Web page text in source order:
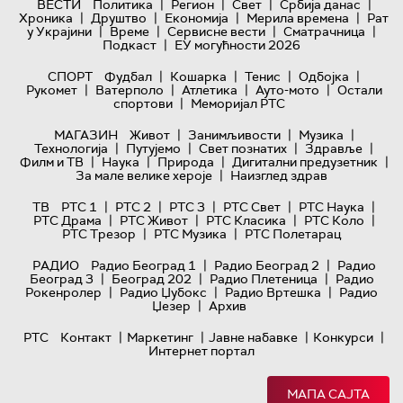
ВЕСТИ Политика Регион Свет Србија данас
Хроника | Друштво | Економија | Мерила времена | Рат
у Украјини | Време | Сервисне вести | Сматрачница |
Подкаст | ЕУ могућности 2026
СПОРТ
Фудбал | Кошарка | Тенис | Одбојка |
Рукомет | Ватерполо | Атлетика | Ауто-мото | Остали
спортови | Меморијал РТС
МАГАЗИН
Живот | Занимљивости | Музика |
Технологијa | Путујемо | Свет познатих | Здравље |
Филм и ТВ | Наука | Природа | Дигитални предузетник |
За мале велике хероје | Наизглед здрав
ТВ
РТС 1 | РТС 2 | РТС 3 | РТС Свет | РТС Наука |
РТС Драма | РТС Живот | РТС Класика | РТС Коло |
РТС Трезор | РТС Музика | РТС Полетарац
РАДИО
Радио Београд 1 | Радио Београд 2 | Радио
Београд 3 | Београд 202 | Радио Плетеница | Радио
Рокенролер | Радио Џубокс | Радио Вртешка | Радио
Џезер | Архив
РТС
Контакт | Маркетинг | Јавне набавке | Конкурси |
Интернет портал
МАПА САЈТА